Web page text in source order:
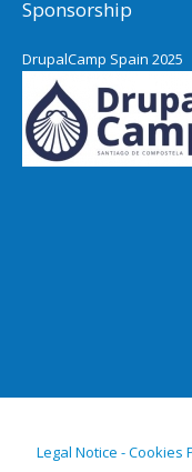
Sponsorship
DrupalCamp Spain 2025
Legal Notice - Cookies